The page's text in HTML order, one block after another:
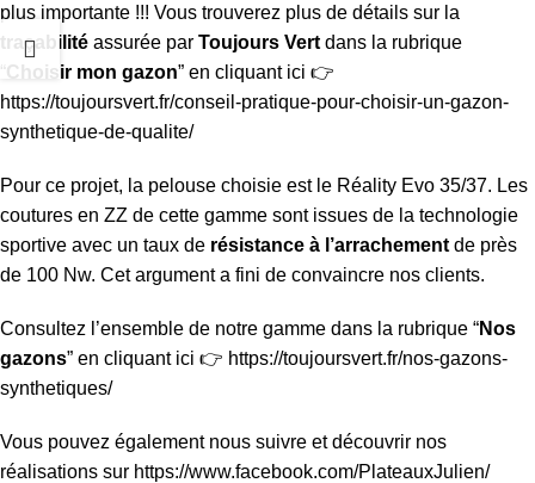
plus importante !!! Vous trouverez plus de détails sur la
traçabilité assurée par Toujours Vert dans la rubrique
“ Choisir mon gazon” en cliquant ici 👉
https://toujoursvert.fr/conseil-pratique-pour-choisir-un-gazon-
synthetique-de-qualite/
Pour ce projet, la pelouse choisie est le Réality Evo 35/37. Les
coutures en ZZ de cette gamme sont issues de la technologie
sportive avec un taux de résistance à l’arrachement de près
de 100 Nw. Cet argument a fini de convaincre nos clients.
Consultez l’ensemble de notre gamme dans la rubrique “Nos
gazons” en cliquant ici 👉 https://toujoursvert.fr/nos-gazons-
synthetiques/
Vous pouvez également nous suivre et découvrir nos
réalisations sur https://www.facebook.com/PlateauxJulien/